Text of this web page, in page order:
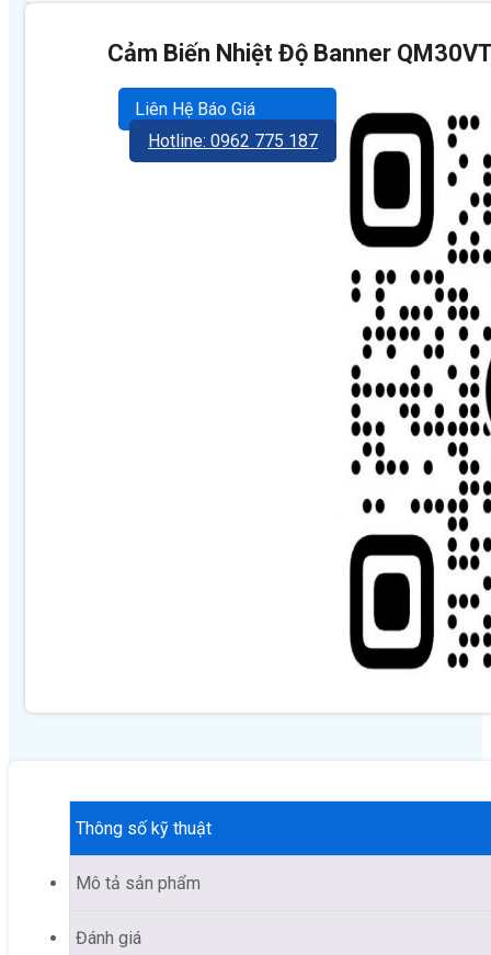
Cảm Biến Nhiệt Độ Banner
Liên Hệ Báo Giá
Hotline: 0962 775 187
Thông số kỹ thuật
Mô tả sản phẩm
Đánh giá